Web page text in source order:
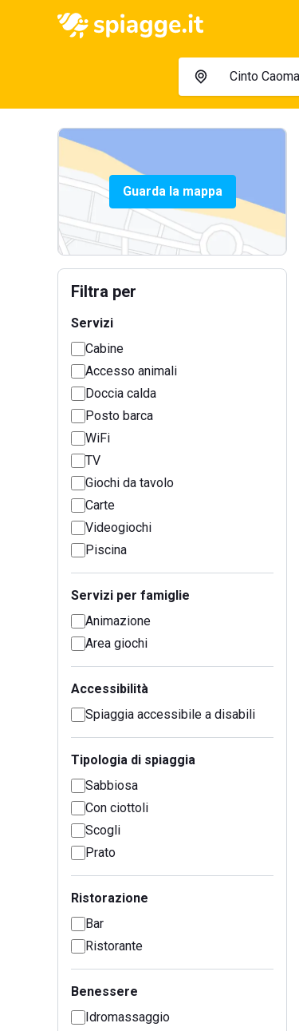
Guarda la mappa
Filtra per
Servizi
Cabine
Accesso animali
Doccia calda
Posto barca
WiFi
TV
Giochi da tavolo
Carte
Videogiochi
Piscina
Servizi per famiglie
Animazione
Area giochi
Accessibilità
Spiaggia accessibile a disabili
Tipologia di spiaggia
Sabbiosa
Con ciottoli
Scogli
Prato
Ristorazione
Bar
Ristorante
Benessere
Idromassaggio